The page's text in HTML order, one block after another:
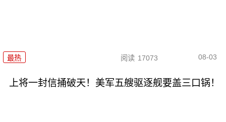
最热 阅读 17073 08-03
上将一封信捅破天！美军五艘驱逐舰要盖三口锅！